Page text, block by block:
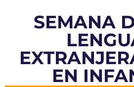
SEMANA
EN